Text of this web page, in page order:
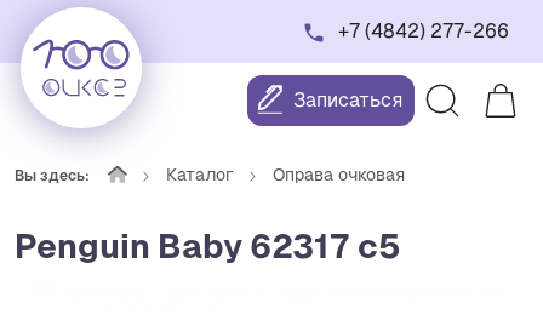
+7 (4842) 277-266
Записаться
Вы здесь: Каталог Оправа очковая
Penguin Baby 62317 c5